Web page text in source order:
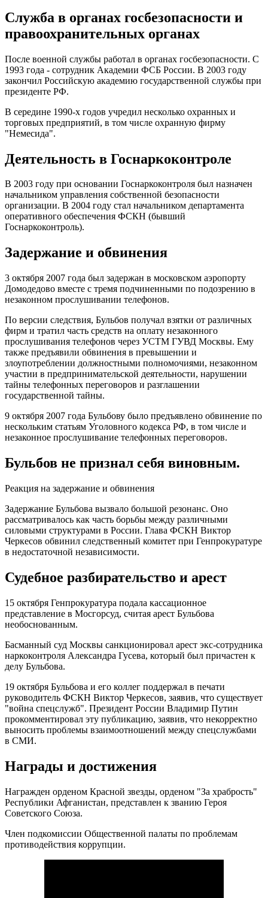
Служба в органах госбезопасности и
правоохранительных органах
После военной службы работал в органах госбезопасности. С
1993 года - сотрудник Академии ФСБ России. В 2003 году
закончил Российскую академию государственной службы при
президенте РФ.
В середине 1990-х годов учредил несколько охранных и
торговых предприятий, в том числе охранную фирму
"Немесида".
Деятельность в Госнаркоконтроле
В 2003 году при основании Госнаркоконтроля был назначен
начальником управления собственной безопасности
организации. В 2004 году стал начальником департамента
оперативного обеспечения ФСКН (бывший
Госнаркоконтроль).
Задержание и обвинения
3 октября 2007 года был задержан в московском аэропорту
Домодедово вместе с тремя подчиненными по подозрению в
незаконном прослушивании телефонов.
По версии следствия, Бульбов получал взятки от различных
фирм и тратил часть средств на оплату незаконного
прослушивания телефонов через УСТМ ГУВД Москвы. Ему
также предъявили обвинения в превышении и
злоупотреблении должностными полномочиями, незаконном
участии в предпринимательской деятельности, нарушении
тайны телефонных переговоров и разглашении
государственной тайны.
9 октября 2007 года Бульбову было предъявлено обвинение по
нескольким статьям Уголовного кодекса РФ, в том числе и
незаконное прослушивание телефонных переговоров.
Бульбов не признал себя виновным.
Реакция на задержание и обвинения
Задержание Бульбова вызвало большой резонанс. Оно
рассматривалось как часть борьбы между различными
силовыми структурами в России. Глава ФСКН Виктор
Черкесов обвинил следственный комитет при Генпрокуратуре
в недостаточной независимости.
Судебное разбирательство и арест
15 октября Генпрокуратура подала кассационное
представление в Мосгорсуд, считая арест Бульбова
необоснованным.
Басманный суд Москвы санкционировал арест экс-сотрудника
наркоконтроля Александра Гусева, который был причастен к
делу Бульбова.
19 октября Бульбова и его коллег поддержал в печати
руководитель ФСКН Виктор Черкесов, заявив, что существует
"война спецслужб". Президент России Владимир Путин
прокомментировал эту публикацию, заявив, что некорректно
выносить проблемы взаимоотношений между спецслужбами
в СМИ.
Награды и достижения
Награжден орденом Красной звезды, орденом "За храбрость"
Республики Афганистан, представлен к званию Героя
Советского Союза.
Член подкомиссии Общественной палаты по проблемам
противодействия коррупции.